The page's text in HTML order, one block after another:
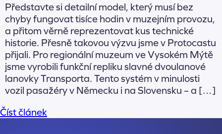
Představte si detailní model, který musí bez
chyby fungovat tisíce hodin v muzejním provozu,
a přitom věrně reprezentovat kus technické
historie. Přesně takovou výzvu jsme v Protocastu
přijali. Pro regionální muzeum ve Vysokém Mýtě
jsme vyrobili funkční repliku slavné dvoulanové
lanovky Transporta. Tento systém v minulosti
vozil pasažéry v Německu i na Slovensku – a […]
Číst článek